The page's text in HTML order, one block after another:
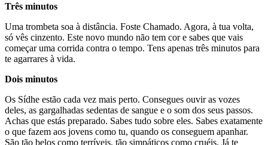
Três minutos
Uma trombeta soa à distância. Foste Chamado. Agora, à tua volta,
só vês cinzento. Este novo mundo não tem cor e sabes que vais
começar uma corrida contra o tempo. Tens apenas três minutos para
te agarrares à vida.
Dois minutos
Os Sídhe estão cada vez mais perto. Consegues ouvir as vozes
deles, as gargalhadas sedentas de sangue e o som dos seus passos.
Achas que estás preparado. Sabes tudo sobre eles. Sabes exatamente
o que fazem aos jovens como tu, quando os conseguem apanhar.
São tão belos como terríveis, tão simpáticos como cruéis. Já te